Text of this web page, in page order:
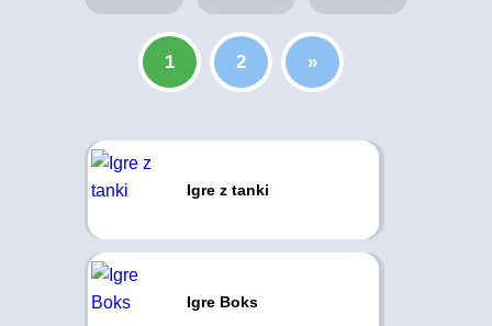
1 2 »
Igre z tanki
Igre Boks